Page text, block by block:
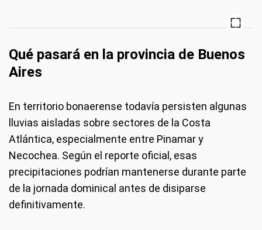
Qué pasará en la provincia de Buenos
Aires
En territorio bonaerense todavía persisten algunas
lluvias aisladas sobre sectores de la Costa
Atlántica, especialmente entre Pinamar y
Necochea. Según el reporte oficial, esas
precipitaciones podrían mantenerse durante parte
de la jornada dominical antes de disiparse
definitivamente.